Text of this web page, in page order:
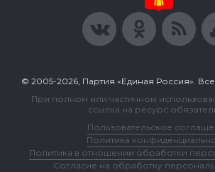
© 2005-2026, Партия «Единая Россия».
При полном или частичном
ссылка на ресурс
Пользовательское
Политика
Политика в отношении обработки
Согласие на обработку